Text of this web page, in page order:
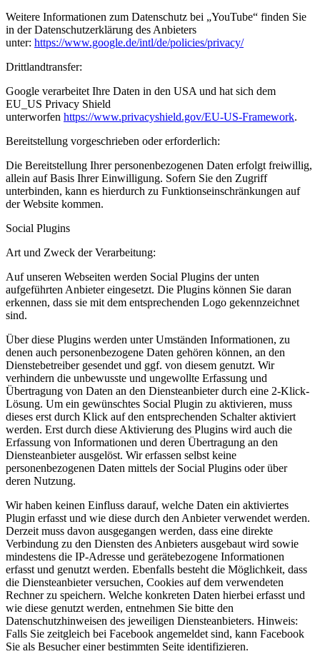
Weitere Informationen zum Datenschutz bei „YouTube“ finden Sie
in der Datenschutzerklärung des Anbieters
unter: https://www.google.de/intl/de/policies/privacy/
Drittlandtransfer:
Google verarbeitet Ihre Daten in den USA und hat sich dem
EU_US Privacy Shield
unterworfen https://www.privacyshield.gov/EU-US-Framework.
Bereitstellung vorgeschrieben oder erforderlich:
Die Bereitstellung Ihrer personenbezogenen Daten erfolgt freiwillig,
allein auf Basis Ihrer Einwilligung. Sofern Sie den Zugriff
unterbinden, kann es hierdurch zu Funktionseinschränkungen auf
der Website kommen.
Social Plugins
Art und Zweck der Verarbeitung:
Auf unseren Webseiten werden Social Plugins der unten
aufgeführten Anbieter eingesetzt. Die Plugins können Sie daran
erkennen, dass sie mit dem entsprechenden Logo gekennzeichnet
sind.
Über diese Plugins werden unter Umständen Informationen, zu
denen auch personenbezogene Daten gehören können, an den
Dienstebetreiber gesendet und ggf. von diesem genutzt. Wir
verhindern die unbewusste und ungewollte Erfassung und
Übertragung von Daten an den Diensteanbieter durch eine 2-Klick-
Lösung. Um ein gewünschtes Social Plugin zu aktivieren, muss
dieses erst durch Klick auf den entsprechenden Schalter aktiviert
werden. Erst durch diese Aktivierung des Plugins wird auch die
Erfassung von Informationen und deren Übertragung an den
Diensteanbieter ausgelöst. Wir erfassen selbst keine
personenbezogenen Daten mittels der Social Plugins oder über
deren Nutzung.
Wir haben keinen Einfluss darauf, welche Daten ein aktiviertes
Plugin erfasst und wie diese durch den Anbieter verwendet werden.
Derzeit muss davon ausgegangen werden, dass eine direkte
Verbindung zu den Diensten des Anbieters ausgebaut wird sowie
mindestens die IP-Adresse und gerätebezogene Informationen
erfasst und genutzt werden. Ebenfalls besteht die Möglichkeit, dass
die Diensteanbieter versuchen, Cookies auf dem verwendeten
Rechner zu speichern. Welche konkreten Daten hierbei erfasst und
wie diese genutzt werden, entnehmen Sie bitte den
Datenschutzhinweisen des jeweiligen Diensteanbieters. Hinweis:
Falls Sie zeitgleich bei Facebook angemeldet sind, kann Facebook
Sie als Besucher einer bestimmten Seite identifizieren.